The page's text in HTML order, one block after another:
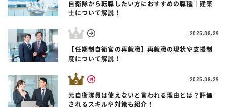
自衛隊から転職したい方におすすめの職種｜建築
士について解説！
2025.08.29
【任期制自衛官の再就職】再就職の現状や支援制
度について解説！
2025.08.29
元自衛隊員は使えないと言われる理由とは？評価
されるスキルや対策も紹介！